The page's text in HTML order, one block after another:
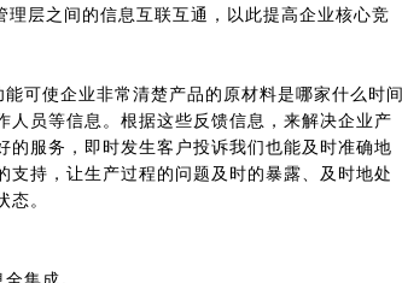
层之间的信息互联互通，以此提高企业核心竞
可使企业非常清楚产品的原材料是哪家什么时间
员等信息。根据这些反馈信息，来解决企业产
服务，即时发生客户投诉我们也能及时准确地
持，让生产过程的问题及时的暴露、及时地处
态。